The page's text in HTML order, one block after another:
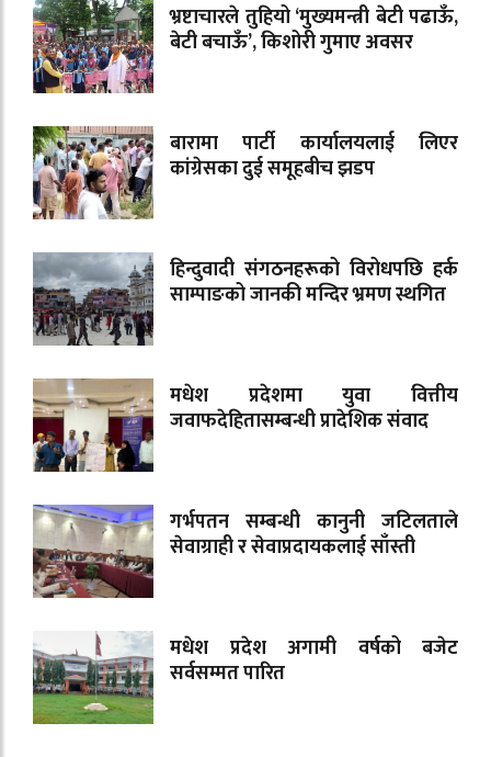
भ्रष्टाचारले तुहियो ‘मुख्यमन्त्री बेटी पढाऊँ,
बेटी बचाऊँ’, किशोरी गुमाए अवसर
बारामा पार्टी कार्यालयलाई लिएर
कांग्रेसका दुई समूहबीच झडप
हिन्दुवादी संगठनहरूको विरोधपछि हर्क
साम्पाङको जानकी मन्दिर भ्रमण स्थगित
मधेश प्रदेशमा युवा वित्तीय
जवाफदेहितासम्बन्धी प्रादेशिक संवाद
गर्भपतन सम्बन्धी कानुनी जटिलताले
सेवाग्राही र सेवाप्रदायकलाई साँस्ती
मधेश प्रदेश अगामी वर्षको बजेट
सर्वसम्मत पारित